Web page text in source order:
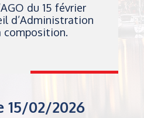
du 15 février
d’Administration
composition.
15/02/2026